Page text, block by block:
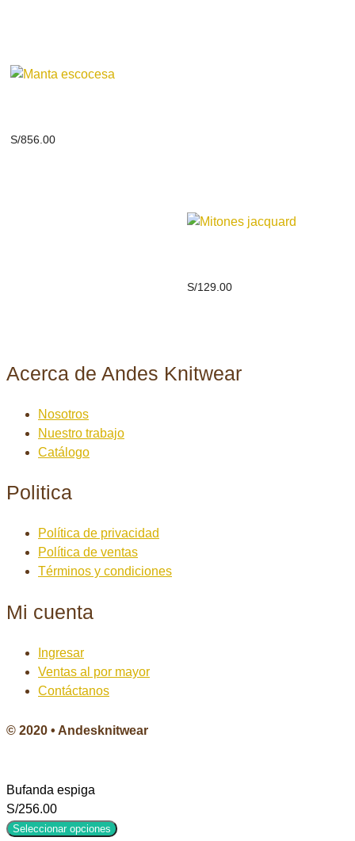
S/856.00
S/129.00
Acerca de Andes Knitwear
Nosotros
Nuestro trabajo
Catálogo
Politica
Política de privacidad
Política de ventas
Términos y condiciones
Mi cuenta
Ingresar
Ventas al por mayor
Contáctanos
© 2020 • Andesknitwear
Bufanda espiga
S/256.00
Seleccionar opciones